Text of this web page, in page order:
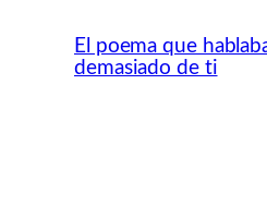
El poema que
demasiado de ti